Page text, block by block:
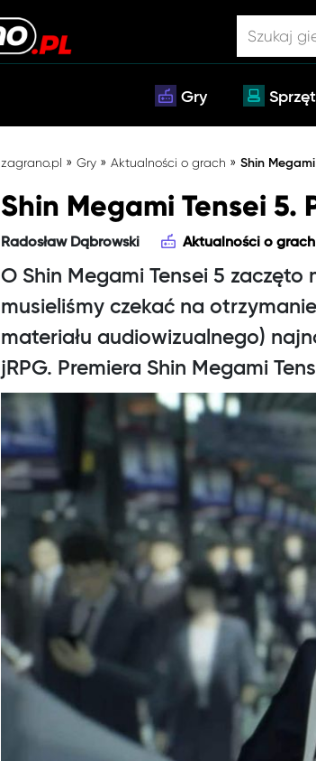
Gry Sprzęt
zagrano.pl » Gry » Aktualności o grach » Shin
Shin Megami Tensei 5.
Radosław Dąbrowski Aktualności o grach
O Shin Megami Tensei 5
musieliśmy czekać na
materiału audiowizualnego)
jRPG. Premiera Shin Megami